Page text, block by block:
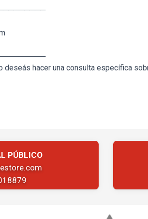
hacer una consulta específica
PÚBLICO